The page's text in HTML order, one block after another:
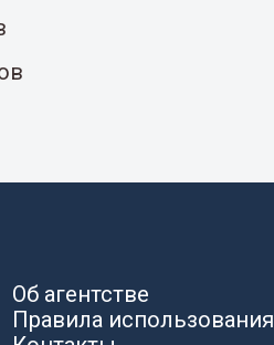
Об агентстве
Правила использования